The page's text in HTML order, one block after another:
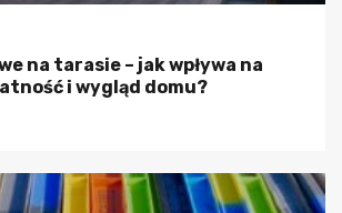
na tarasie – jak wpływa na
i wygląd domu?